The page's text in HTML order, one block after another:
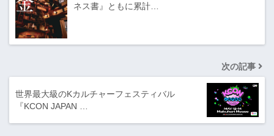
ネス書』ともに累計…
次の記事
世界最大級のKカルチャーフェスティバル
『KCON JAPAN …